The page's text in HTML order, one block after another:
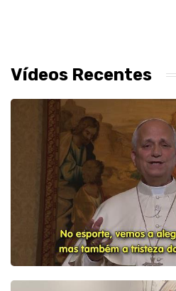
Vídeos Recentes